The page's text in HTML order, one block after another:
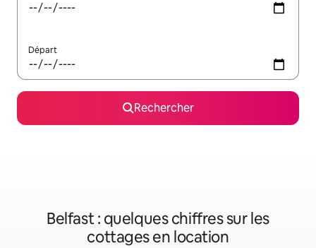
Départ
Rechercher
Belfast : quelques chiffres sur les
cottages en location